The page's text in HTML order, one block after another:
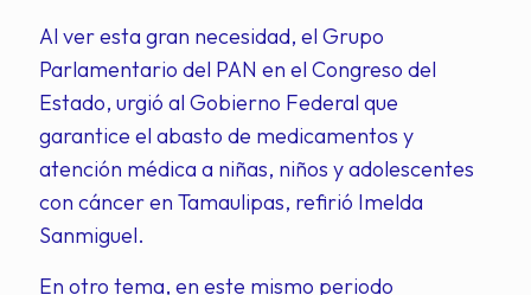
Al ver esta gran necesidad, el Grupo
Parlamentario del PAN en el Congreso del
Estado, urgió al Gobierno Federal que
garantice el abasto de medicamentos y
atención médica a niñas, niños y adolescentes
con cáncer en Tamaulipas, refirió Imelda
Sanmiguel.
En otro tema, en este mismo periodo